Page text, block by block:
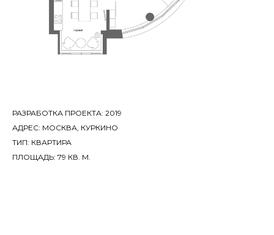
РАЗРАБОТКА ПРОЕКТА: 2019
АДРЕС: МОСКВА, КУРКИНО
ТИП: КВАРТИРА
ПЛОЩАДЬ: 79 КВ. М.